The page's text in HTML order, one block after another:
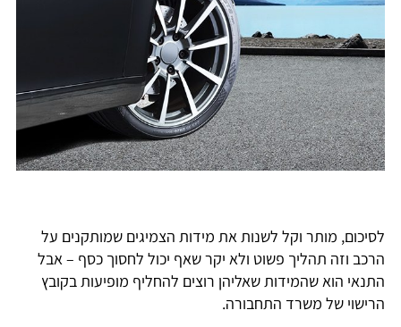
לסיכום, מותר וקל לשנות את מידות הצמיגים שמותקנים על
הרכב וזה תהליך פשוט ולא יקר שאף יכול לחסוך כסף – אבל
התנאי הוא שהמידות שאליהן רוצים להחליף מופיעות בקובץ
הרישוי של משרד התחבורה.